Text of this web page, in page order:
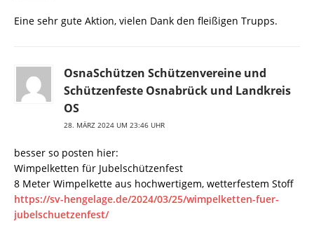
Eine sehr gute Aktion, vielen Dank den fleißigen Trupps.
OsnaSchützen Schützenvereine und
Schützenfeste Osnabrück und Landkreis
OS
28. MÄRZ 2024 UM 23:46 UHR
besser so posten hier:
Wimpelketten für Jubelschützenfest
8 Meter Wimpelkette aus hochwertigem, wetterfestem Stoff
https://sv-hengelage.de/2024/03/25/wimpelketten-fuer-
jubelschuetzenfest/